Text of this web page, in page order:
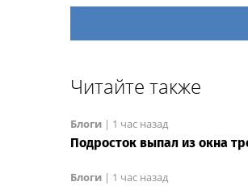
Читайте также
Блоги | 1 час назад
Подросток выпал из окна
Блоги | 1 час назад